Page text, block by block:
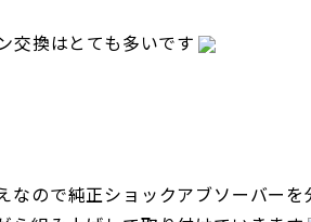
交換はとても多いです
なので純正ショックアブソーバー